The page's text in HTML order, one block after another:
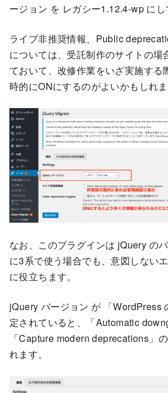
ージョン を レガシー1.12.4-wp にし
ライブ非推奨情報、Public
については、受託制作のサイトの場
ておいて、改修作業をいざ実施する
時的にONにするのがよいかもしれま
なお、このプラグインは jQuery の
に3系で使う場合でも、意図しない
に役立ちます。
jQuery バージョン が 「WordPress
定されていると、「Automatic
「Capture modern deprecations」
れます。